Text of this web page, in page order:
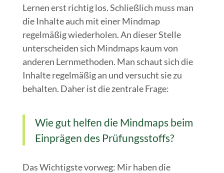
Lernen erst richtig los. Schließlich muss man
die Inhalte auch mit einer Mindmap
regelmäßig wiederholen. An dieser Stelle
unterscheiden sich Mindmaps kaum von
anderen Lernmethoden. Man schaut sich die
Inhalte regelmäßig an und versucht sie zu
behalten. Daher ist die zentrale Frage:
Wie gut helfen die Mindmaps beim
Einprägen des Prüfungsstoffs?
Das Wichtigste vorweg: Mir haben die